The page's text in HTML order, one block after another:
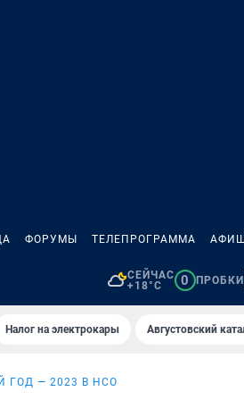
ФОРУМЫ ТЕЛЕПРОГРАММА
СЕЙЧАС
+18°C
0 ПРОБКИ
Налог на электрокары Августовский
ГОД — 2023 В НСО